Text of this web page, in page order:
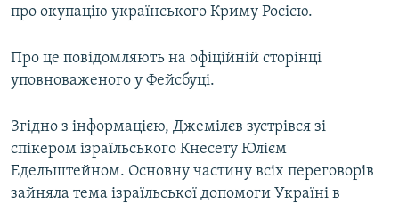
про окупацію українського Криму Росією.
Про це повідомляють на офіційній сторінці
уповноваженого у Фейсбуці.
Згідно з інформацією, Джемілєв зустрівся зі
спікером ізраїльського Кнесету Юлієм
Едельштейном. Основну частину всіх переговорів
зайняла тема ізраїльської допомоги Україні в